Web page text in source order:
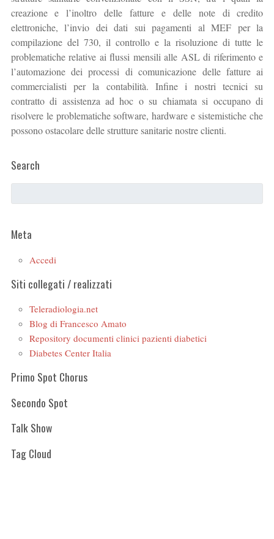
creazione e l’inoltro delle fatture e delle note di credito
elettroniche, l’invio dei dati sui pagamenti al MEF per la
compilazione del 730, il controllo e la risoluzione di tutte le
problematiche relative ai flussi mensili alle ASL di riferimento e
l’automazione dei processi di comunicazione delle fatture ai
commercialisti per la contabilità. Infine i nostri tecnici su
contratto di assistenza ad hoc o su chiamata si occupano di
risolvere le problematiche software, hardware e sistemistiche che
possono ostacolare delle strutture sanitarie nostre clienti.
Search
Meta
Accedi
Siti collegati / realizzati
Teleradiologia.net
Blog di Francesco Amato
Repository documenti clinici pazienti diabetici
Diabetes Center Italia
Primo Spot Chorus
Secondo Spot
Talk Show
Tag Cloud